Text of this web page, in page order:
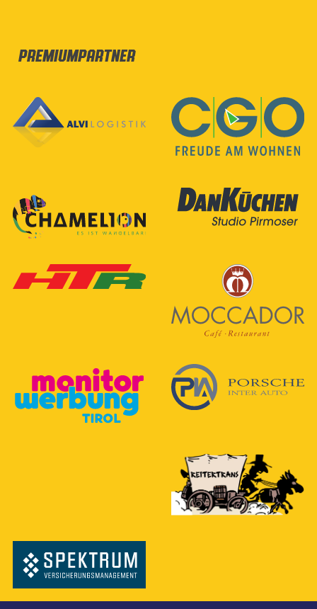
Premiumpartner